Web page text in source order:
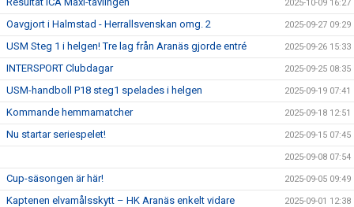
2025-10-09 16:27
Oavgjort i Halmstad - Herrallsvenskan omg. 2 2025-09-27 09:29
USM Steg 1 i helgen! Tre lag från Aranäs gjorde entré 2025-09-26 15:33
INTERSPORT Clubdagar 2025-09-25 08:35
USM-handboll P18 steg1 spelades i helgen 2025-09-19 07:41
Kommande hemmamatcher 2025-09-18 12:51
Nu startar seriespelet! 2025-09-15 07:45
2025-09-08 07:54
Cup-säsongen är här! 2025-09-05 09:49
Kaptenen elvamålsskytt – HK Aranäs enkelt vidare 2025-09-01 12:38